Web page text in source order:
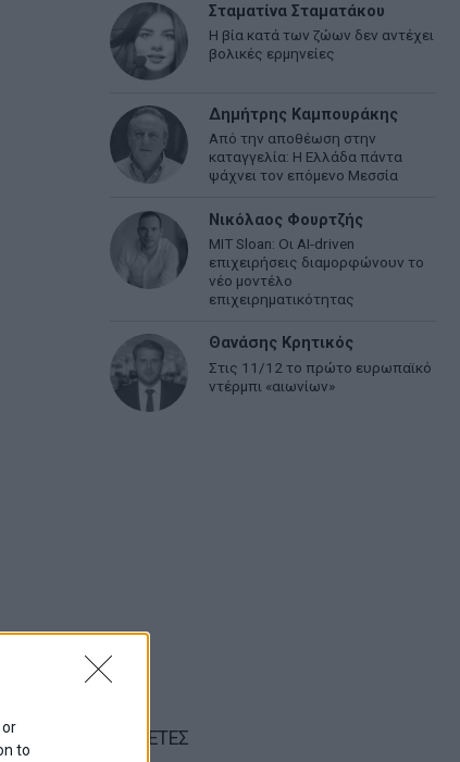
to
Σταματίνα Σταματάκου
Η βία κατά των ζώων δεν αντέχει
βολικές ερμηνείες
Δημήτρης Καμπουράκης
Από την αποθέωση στην
καταγγελία: Η Ελλάδα πάντα
ψάχνει τον επόμενο Μεσσία
Νικόλαος Φουρτζής
MIT Sloan: Οι AI-driven
επιχειρήσεις διαμορφώνουν το
νέο μοντέλο
επιχειρηματικότητας
Θανάσης Κρητικός
Στις 11/12 το πρώτο ευρωπαϊκό
ντέρμπι «αιωνίων»
ΕΤΙΚΕΤΕΣ